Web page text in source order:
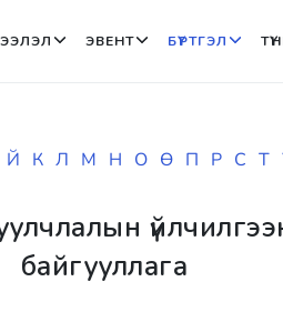
ЭВЕНТ БҮРТГЭЛ
Й К Л М Н О Ө П Р С Т
байгууллага